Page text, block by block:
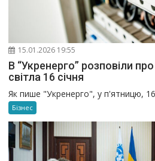
15.01.2026 19:55
В “Укренерго” розповіли
світла 16 січня
Як пише "Укренерго", у п'ятницю, 16
Бізнес